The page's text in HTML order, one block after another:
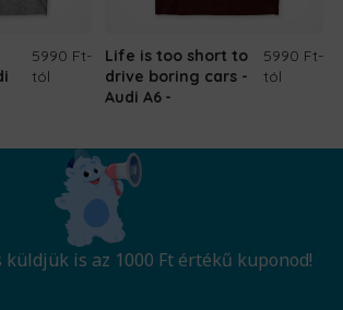
5990 Ft-
tól
Life is too short to
drive boring cars -
Audi A6
5990 Ft-
tól
is az 1000 Ft értékű kuponod!